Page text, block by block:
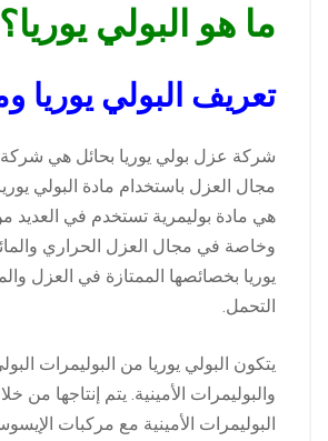
ما هو البولي يوريا؟
تعريف البولي يوريا
شركة عزل بولي يوريا بحائل هي
مجال العزل باستخدام مادة البولي
هي مادة بوليمرية تستخدم في العديد
وخاصة في مجال العزل الحراري
يوريا بخصائصها الممتازة في العزل
التحمل.
يتكون البولي يوريا من البوليمرات
والبوليمرات الأمينية. يتم إنتاجها من
البوليمرات الأمينية مع مركبات